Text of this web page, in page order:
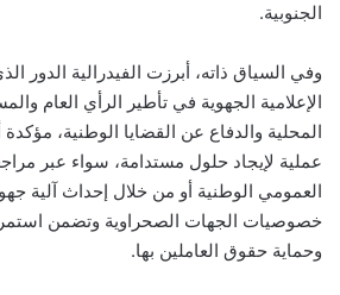
الجنوبية.
وفي السياق ذاته، أبرزت الفيدرالية الدور
الإعلامية الجهوية في تأطير الرأي العام
المحلية والدفاع عن القضايا الوطنية،
عملية لإيجاد حلول مستدامة، سواء عبر
العمومي الوطنية أو من خلال إحداث آلية
خصوصيات الجهات الصحراوية وتضمن
وحماية حقوق العاملين بها.